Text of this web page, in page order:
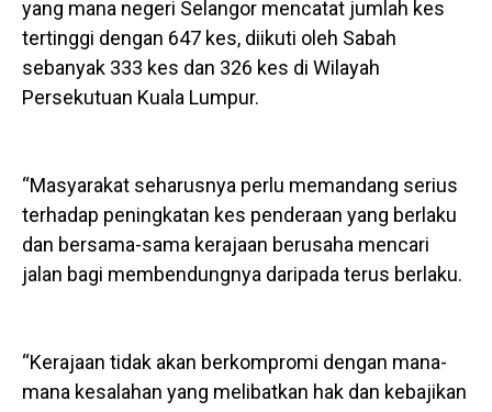
yang mana negeri Selangor mencatat jumlah kes
tertinggi dengan 647 kes, diikuti oleh Sabah
sebanyak 333 kes dan 326 kes di Wilayah
Persekutuan Kuala Lumpur.
“Masyarakat seharusnya perlu memandang serius
terhadap peningkatan kes penderaan yang berlaku
dan bersama-sama kerajaan berusaha mencari
jalan bagi membendungnya daripada terus berlaku.
“Kerajaan tidak akan berkompromi dengan mana-
mana kesalahan yang melibatkan hak dan kebajikan